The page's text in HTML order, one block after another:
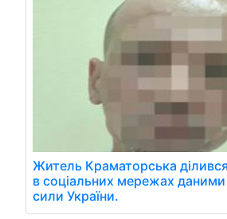
Житель Краматорська
в соціальних мережах
сили України.